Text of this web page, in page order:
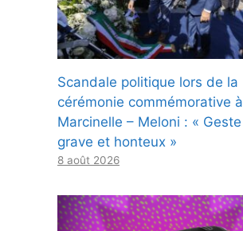
Scandale politique lors de la
cérémonie commémorative à
Marcinelle – Meloni : « Geste
grave et honteux »
8 août 2026